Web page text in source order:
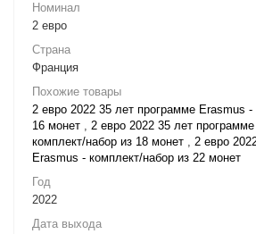
Номинал
2 евро
Страна
Франция
Похожие товары
2 евро 2022 35 лет программе Erasmus -
16 монет , 2 евро 2022 35 лет
комплект/набор из 18 монет , 2 евро
Erasmus - комплект/набор из 22 монет
Год
2022
Дата выхода